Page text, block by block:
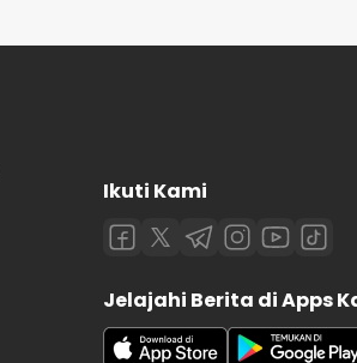
Ikuti Kami
Jelajahi Berita di Apps